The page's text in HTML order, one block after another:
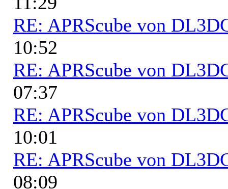
RE: APRScube von
10:52
RE: APRScube von
07:37
RE: APRScube von
10:01
RE: APRScube von
08:09